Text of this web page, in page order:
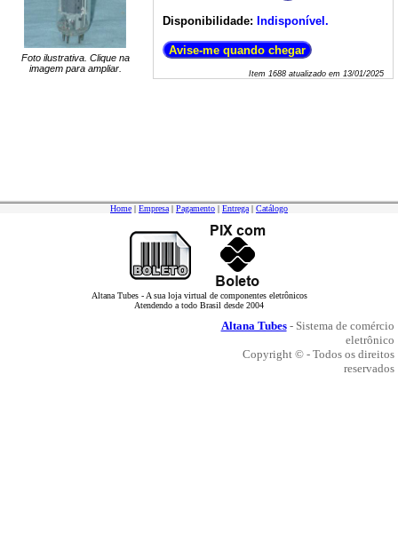
Foto ilustrativa. Clique na
imagem para ampliar.
Disponibilidade: Indisponível.
Item 1688atualizado em 13/01/2025
Home | Empresa | Pagamento | Entrega | Catálogo
Altana Tubes - A sua loja virtual de componentes eletrônicos
Atendendo a todo Brasil desde 2004
Altana Tubes- Sistema de comércio
eletrônico
Copyright © - Todos os direitos
reservados